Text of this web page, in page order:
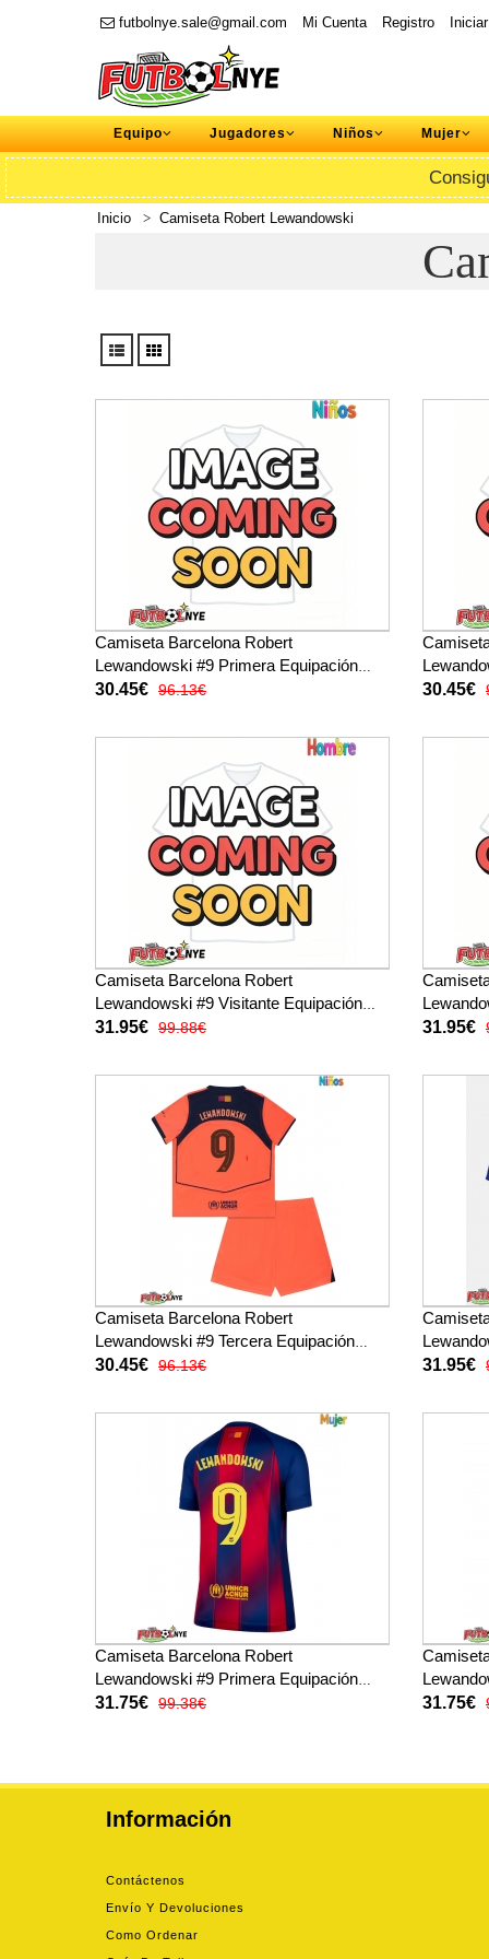
futbolnye.sale@gmail.com Mi Cuenta Registro
Equipo Jugadores Niños Mujer
Inicio Camiseta Robert Lewandowski
Camiseta Barcelona Robert
Lewandowski #9 Primera Equipación
para niños 2026-27 manga corta (+
30.45€ 96.13€
para
30.45€
Camiseta Barcelona Robert
Lewandowski #9 Visitante Equipación
2026-27 manga corta
31.95€ 99.88€
2026-27
31.95€
Camiseta Barcelona Robert
Lewandowski #9 Tercera Equipación
para niños 2025-26 manga corta (+
30.45€ 96.13€
2025-26
31.95€
Camiseta Barcelona Robert
Lewandowski #9 Primera Equipación
para mujer 2025-26 manga corta
31.75€ 99.38€
para
31.75€
Información
Contáctenos
Envío Y Devoluciones
Como Ordenar